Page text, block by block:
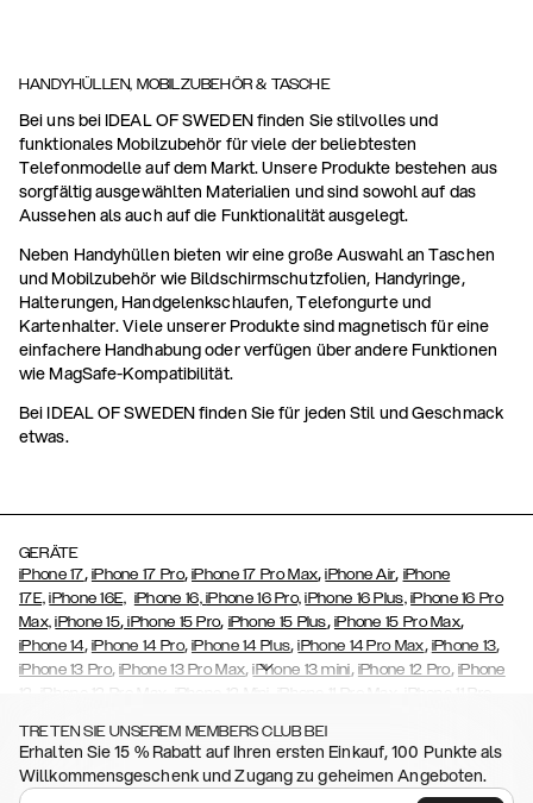
HANDYHÜLLEN, MOBILZUBEHÖR & TASCHE
Bei uns bei IDEAL OF SWEDEN finden Sie stilvolles und
funktionales Mobilzubehör für viele der beliebtesten
Telefonmodelle auf dem Markt. Unsere Produkte bestehen aus
sorgfältig ausgewählten Materialien und sind sowohl auf das
Aussehen als auch auf die Funktionalität ausgelegt.
Neben Handyhüllen bieten wir eine große Auswahl an Taschen
und Mobilzubehör wie Bildschirmschutzfolien, Handyringe,
Halterungen, Handgelenkschlaufen, Telefongurte und
Kartenhalter. Viele unserer Produkte sind magnetisch für eine
einfachere Handhabung oder verfügen über andere Funktionen
wie MagSafe-Kompatibilität.
Bei IDEAL OF SWEDEN finden Sie für jeden Stil und Geschmack
etwas.
GERÄTE
iPhone 17, iPhone 17 Pro,iPhone 17 Pro Max,iPhone Air, iPhone
17E, iPhone 16E, iPhone 16,iPhone 16 Pro, iPhone 16 Plus, iPhone 16 Pro
Max, iPhone 15, iPhone 15 Pro, iPhone 15 Plus, iPhone 15 Pro Max,
iPhone 14, iPhone 14 Pro,iPhone 14 Plus,iPhone 14 Pro Max, iPhone 13,
iPhone 13 Pro,iPhone 13 Pro Max,iPhone 13 mini, iPhone 12 Pro, iPhone
12
iPhone 12 Pro Max iPhone 12 Mini iPhone 11 Pro Max iPhone 11 Pro
(2020),iPhone 8,iPhone 8 Plus ,iPhone 7,iPhone 7 Plus , iPhone 6/6s
, , , Galaxy S26+ , Galaxy
S26 Ultra, Samsung Galaxy S25,Galaxy S25+, Galaxy S25 Ultra,
TRETEN SIE UNSEREM MEMBERS CLUB BEI
Erhalten Sie 15 % Rabatt auf Ihren ersten Einkauf, 100 Punkte als
Willkommensgeschenk und Zugang zu geheimen Angeboten.